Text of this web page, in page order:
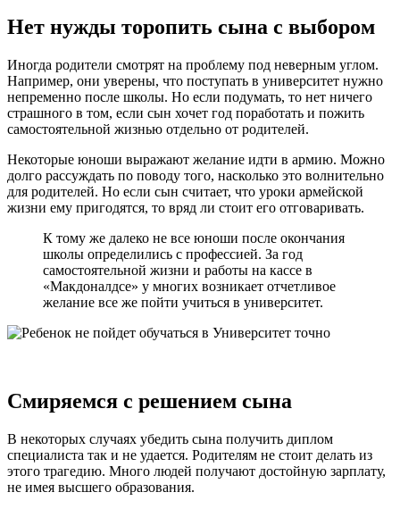
Нет нужды торопить сына с выбором
Иногда родители смотрят на проблему под неверным углом.
Например, они уверены, что поступать в университет нужно
непременно после школы. Но если подумать, то нет ничего
страшного в том, если сын хочет год поработать и пожить
самостоятельной жизнью отдельно от родителей.
Некоторые юноши выражают желание идти в армию. Можно
долго рассуждать по поводу того, насколько это волнительно
для родителей. Но если сын считает, что уроки армейской
жизни ему пригодятся, то вряд ли стоит его отговаривать.
К тому же далеко не все юноши после окончания
школы определились с профессией. За год
самостоятельной жизни и работы на кассе в
«Макдоналдсе» у многих возникает отчетливое
желание все же пойти учиться в университет.
Смиряемся с решением сына
В некоторых случаях убедить сына получить диплом
специалиста так и не удается. Родителям не стоит делать из
этого трагедию. Много людей получают достойную зарплату,
не имея высшего образования.